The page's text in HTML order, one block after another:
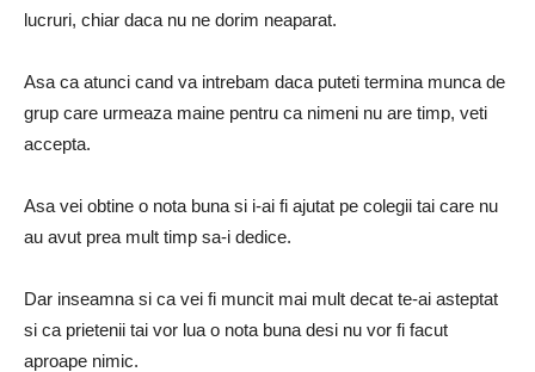
lucruri, chiar daca nu ne dorim neaparat.
Asa ca atunci cand va intrebam daca puteti termina munca de
grup care urmeaza maine pentru ca nimeni nu are timp, veti
accepta.
Asa vei obtine o nota buna si i-ai fi ajutat pe colegii tai care nu
au avut prea mult timp sa-i dedice.
Dar inseamna si ca vei fi muncit mai mult decat te-ai asteptat
si ca prietenii tai vor lua o nota buna desi nu vor fi facut
aproape nimic.